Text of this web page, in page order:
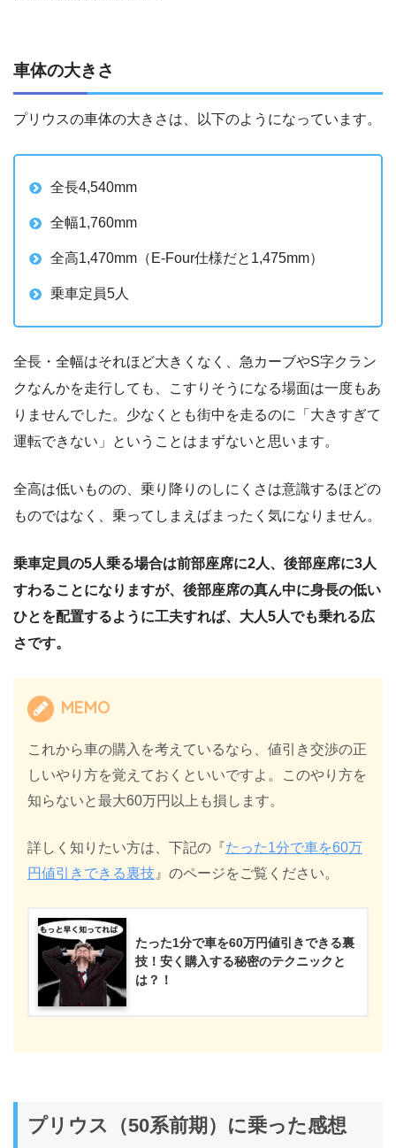
車体の大きさ
プリウスの車体の大きさは、以下のようになっています。
全長4,540mm
全幅1,760mm
全高1,470mm（E-Four仕様だと1,475mm）
乗車定員5人
全長・全幅はそれほど大きくなく、急カーブやS字クラン
クなんかを走行しても、こすりそうになる場面は一度もあ
りませんでした。少なくとも街中を走るのに「大きすぎて
運転できない」ということはまずないと思います。
全高は低いものの、乗り降りのしにくさは意識するほどの
ものではなく、乗ってしまえばまったく気になりません。
乗車定員の5人乗る場合は前部座席に2人、後部座席に3人
すわることになりますが、後部座席の真ん中に身長の低い
ひとを配置するように工夫すれば、大人5人でも乗れる広
さです。
MEMO
これから車の購入を考えているなら、値引き交渉の正
しいやり方を覚えておくといいですよ。このやり方を
知らないと最大60万円以上も損します。
詳しく知りたい方は、下記の『たった1分で車を60万
円値引きできる裏技 』のページをご覧ください。
たった1分で車を60万円値引きできる裏
技！安く購入する秘密のテクニックと
は？！
プリウス（50系前期）に乗った感想